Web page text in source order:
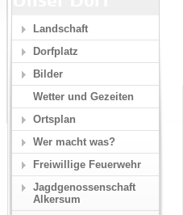
Landschaft
Dorfplatz
Bilder
Wetter und Gezeiten
Ortsplan
Wer macht was?
Freiwillige Feuerwehr
Jagdgenossenschaft
Alkersum